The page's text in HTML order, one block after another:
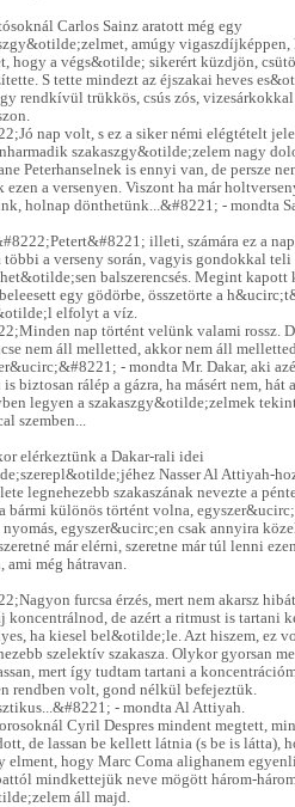
Carlos Sainz aratott még egy
amúgy vigaszdíjképpen,
hogy a végs&otilde; sikerért küzdjön,
S tette mindezt az éjszakai heves
rendkívül trükkös, csús zós,
nap volt, s ez a siker némi elégtételt
szakaszgy&otilde;zelem nagy
Peterhanselnek is ennyi van, de persze
ezen a versenyen. Viszont ha már
holnap dönthetünk...&#8221; - mondta
illeti, számára ez a
többi a verseny során, vagyis gondokkal teli
balszerencsés. Megint kapott
egy gödörbe, összetörte a
elfolyt a víz.
nap történt velünk valami rossz.
nem áll melletted, akkor nem áll
- mondta Mr. Dakar, aki
is biztosan rálép a gázra, ha másért nem, hát
legyen a szakaszgy&otilde;zelmek
szemben...
elérkeztünk a Dakar-rali idei
Nasser Al Attiyah-
legnehezebb szakaszának nevezte a
bármi különös történt volna,
nyomás, egyszer&ucirc;en csak annyira
már elérni, szeretne már túl lenni
ami még hátravan.
furcsa érzés, mert nem akarsz
koncentrálnod, de azért a ritmust is tartani
ha kiesel bel&otilde;le. Azt hiszem, ez
szelektív szakasza. Olykor gyorsan
mert így tudtam tartani a
rendben volt, gond nélkül befejeztük.
- mondta Al Attiyah.
Cyril Despres mindent megtett,
de lassan be kellett látnia (s be is látta),
elment, hogy Marc Coma alighanem
mindkettejük neve mögött három-
áll majd.